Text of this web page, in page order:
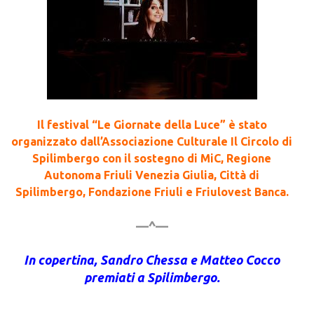
Il festival “Le Giornate della Luce” è stato
organizzato dall’Associazione Culturale Il Circolo di
Spilimbergo con il sostegno di MiC, Regione
Autonoma Friuli Venezia Giulia, Città di
Spilimbergo, Fondazione Friuli e Friulovest Banca.
—^—
In copertina, Sandro Chessa e Matteo Cocco
premiati a Spilimbergo.